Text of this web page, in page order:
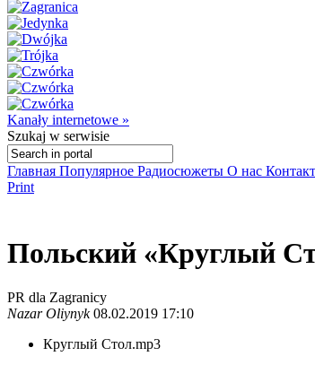
Kanały internetowe »
Szukaj w serwisie
Главная Популярное Радиосюжеты О нас
Print
Польский «Круглый
PR dla Zagranicy
Nazar Oliynyk08.02.2019 17:10
Круглый Стол.mp3